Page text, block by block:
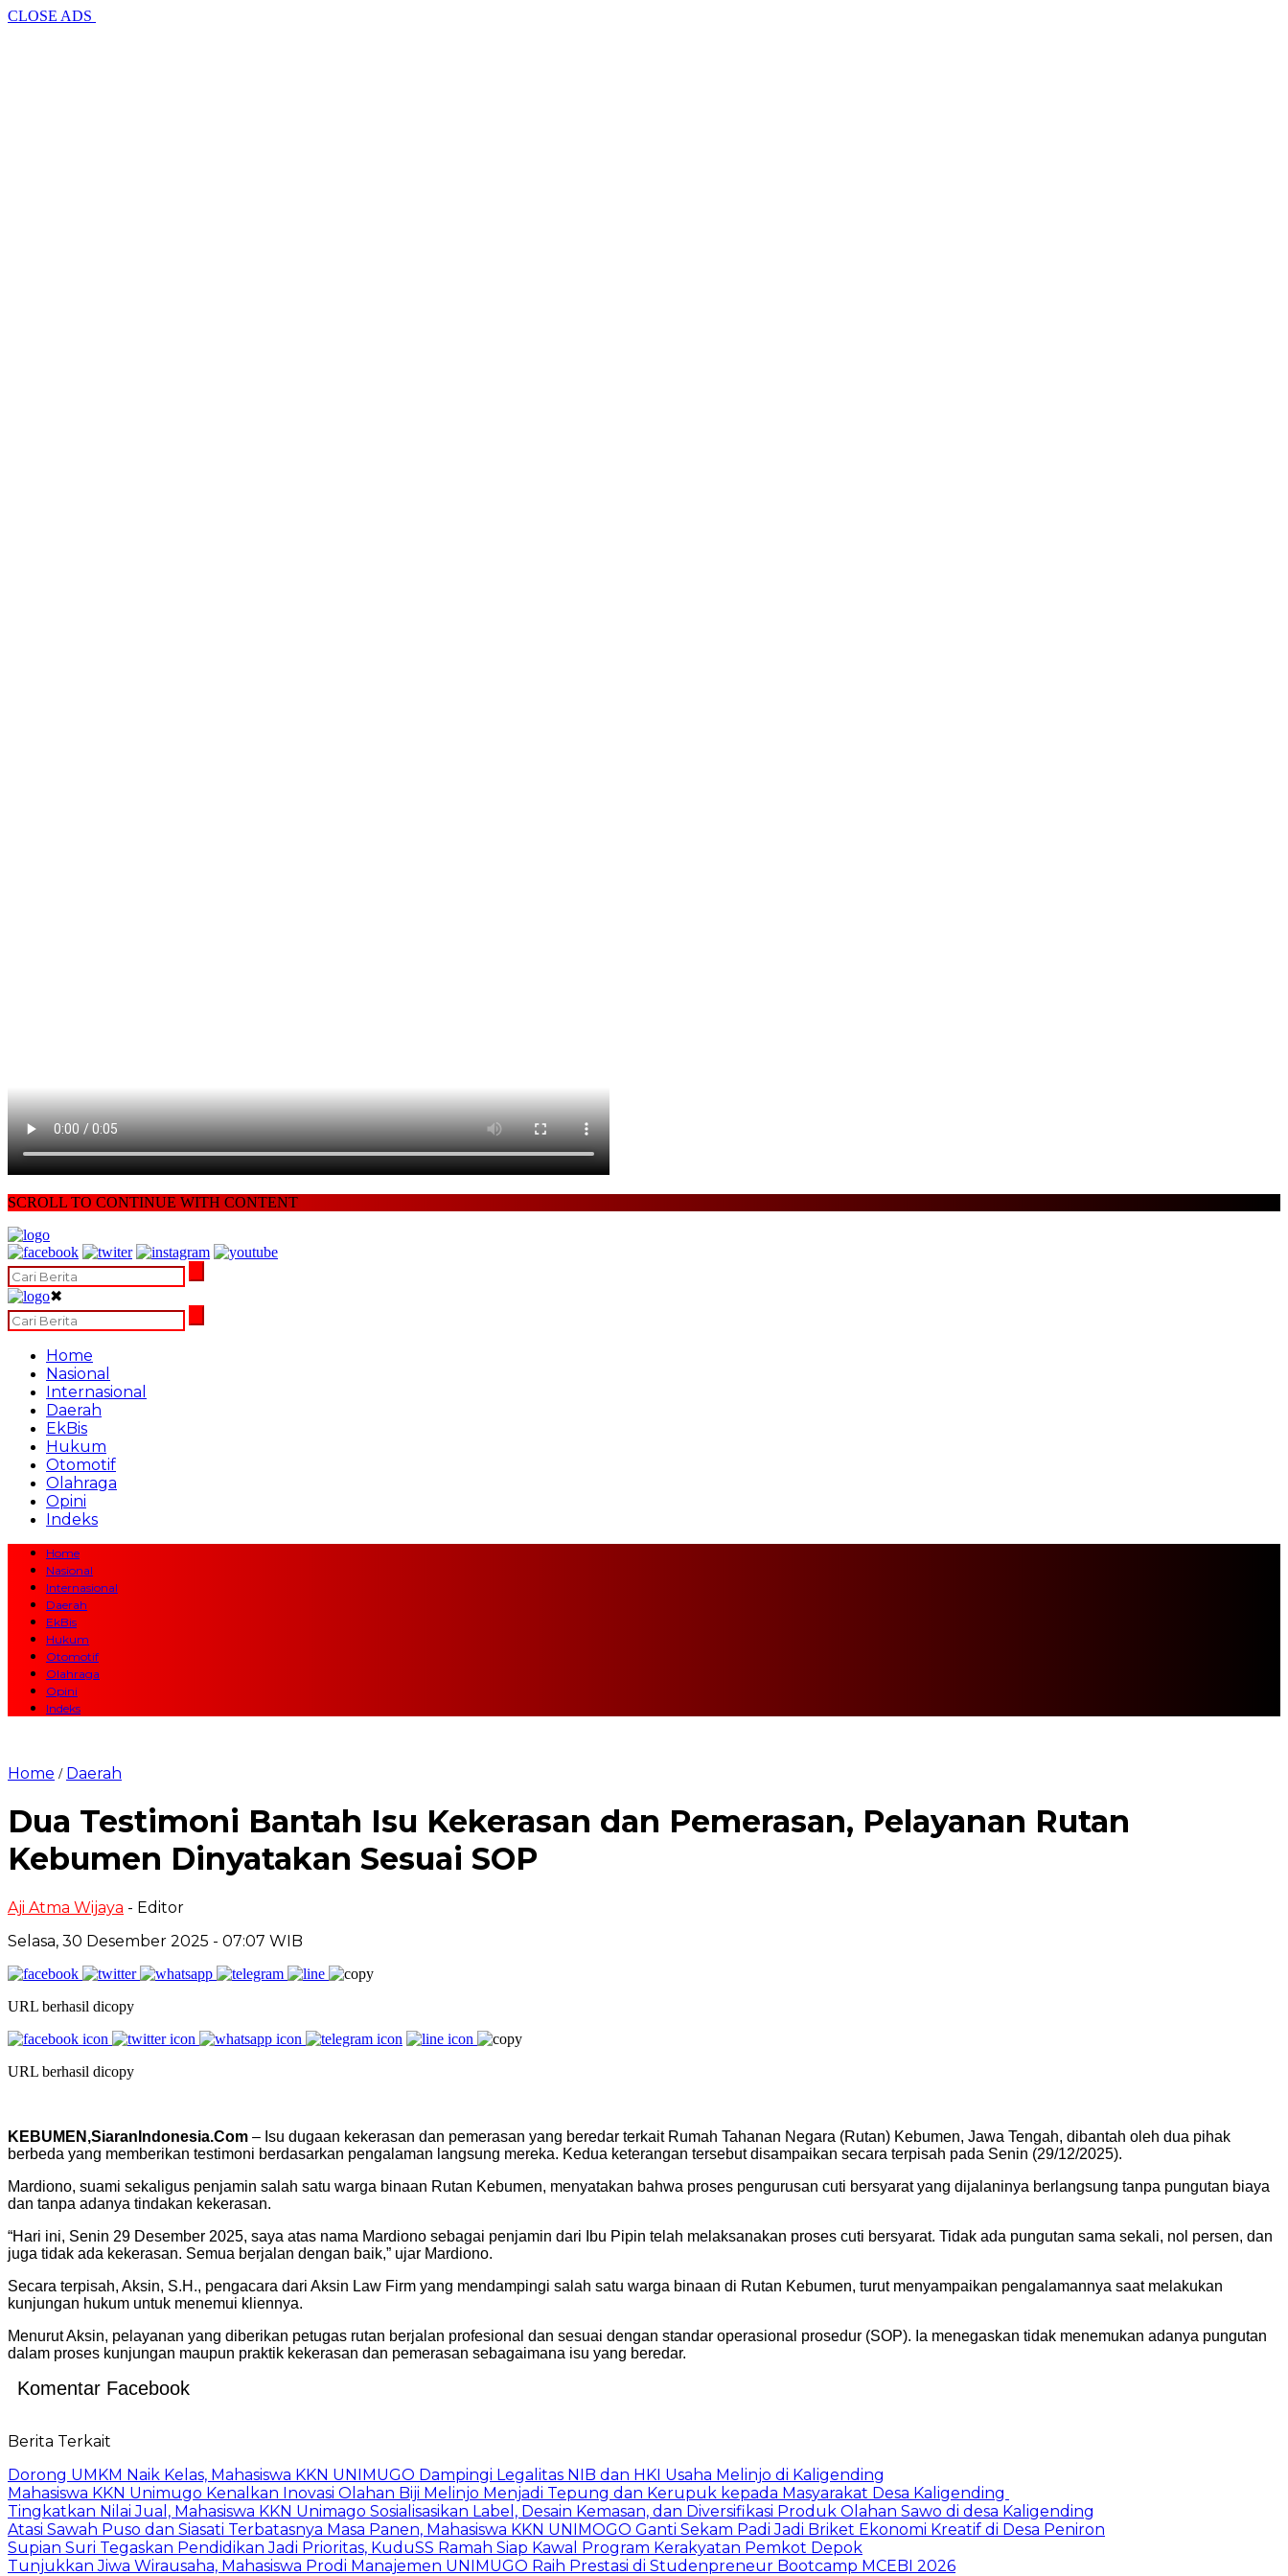
CLOSE ADS
SCROLL TO CONTINUE WITH CONTENT
✖
Home
Nasional
Internasional
Daerah
EkBis
Hukum
Otomotif
Olahraga
Opini
Indeks
Home
Nasional
Internasional
Daerah
EkBis
Hukum
Otomotif
Olahraga
Opini
Indeks
Home / Daerah
Dua Testimoni Bantah Isu Kekerasan dan Pemerasan, Pelayanan Rutan
Kebumen Dinyatakan Sesuai SOP
Aji Atma Wijaya - Editor
Selasa, 30 Desember 2025 - 07:07 WIB
URL berhasil dicopy
URL berhasil dicopy
KEBUMEN,SiaranIndonesia.Com – Isu dugaan kekerasan dan pemerasan yang beredar terkait Rumah Tahanan Negara (Rutan) Kebumen, Jawa Tengah, dibantah oleh dua pihak
berbeda yang memberikan testimoni berdasarkan pengalaman langsung mereka. Kedua keterangan tersebut disampaikan secara terpisah pada Senin (29/12/2025).
Mardiono, suami sekaligus penjamin salah satu warga binaan Rutan Kebumen, menyatakan bahwa proses pengurusan cuti bersyarat yang dijalaninya berlangsung tanpa pungutan biaya
dan tanpa adanya tindakan kekerasan.
“Hari ini, Senin 29 Desember 2025, saya atas nama Mardiono sebagai penjamin dari Ibu Pipin telah melaksanakan proses cuti bersyarat. Tidak ada pungutan sama sekali, nol persen, dan
juga tidak ada kekerasan. Semua berjalan dengan baik,” ujar Mardiono.
Secara terpisah, Aksin, S.H., pengacara dari Aksin Law Firm yang mendampingi salah satu warga binaan di Rutan Kebumen, turut menyampaikan pengalamannya saat melakukan
kunjungan hukum untuk menemui kliennya.
Menurut Aksin, pelayanan yang diberikan petugas rutan berjalan profesional dan sesuai dengan standar operasional prosedur (SOP). Ia menegaskan tidak menemukan adanya pungutan
dalam proses kunjungan maupun praktik kekerasan dan pemerasan sebagaimana isu yang beredar.
Komentar Facebook
Berita Terkait
Dorong UMKM Naik Kelas, Mahasiswa KKN UNIMUGO Dampingi Legalitas NIB dan HKI Usaha Melinjo di Kaligending
Mahasiswa KKN Unimugo Kenalkan Inovasi Olahan Biji Melinjo Menjadi Tepung dan Kerupuk kepada Masyarakat Desa Kaligending
Tingkatkan Nilai Jual, Mahasiswa KKN Unimago Sosialisasikan Label, Desain Kemasan, dan Diversifikasi Produk Olahan Sawo di desa Kaligending
Atasi Sawah Puso dan Siasati Terbatasnya Masa Panen, Mahasiswa KKN UNIMOGO Ganti Sekam Padi Jadi Briket Ekonomi Kreatif di Desa Peniron
Supian Suri Tegaskan Pendidikan Jadi Prioritas, KuduSS Ramah Siap Kawal Program Kerakyatan Pemkot Depok
Tunjukkan Jiwa Wirausaha, Mahasiswa Prodi Manajemen UNIMUGO Raih Prestasi di Studenpreneur Bootcamp MCEBI 2026